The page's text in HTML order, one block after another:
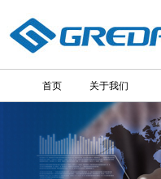
首页 关于我们